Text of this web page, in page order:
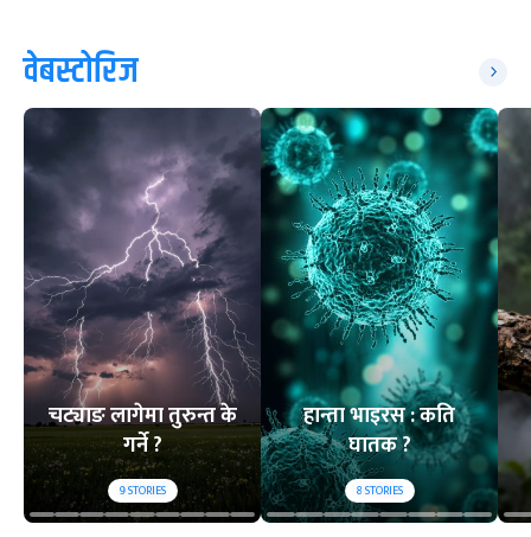
वेबस्टोरिज
चट्याङ लागेमा तुरुन्त के
गर्ने ?
9STORIES
हान्ता भाइरस : कति
घातक ?
8STORIES